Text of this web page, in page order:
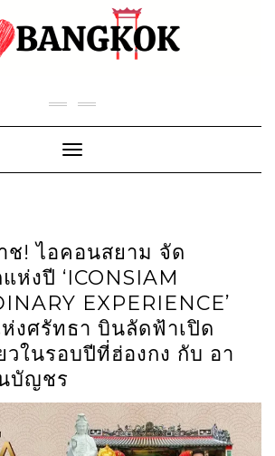
Toggle Navigation
ช! ไอคอนสยาม จัด
ห่งปี ‘ICONSIAM
EXPERIENCE’
งศรัทธา บินลัดฟ้าเปิด
วในรอบปีที่ฮ่องกง กับ อา
บัญชร